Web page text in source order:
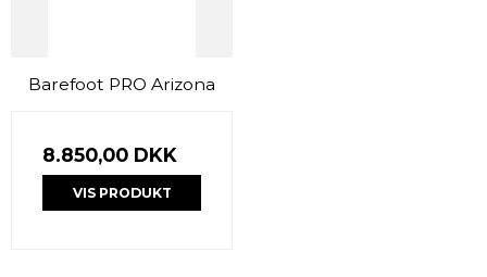
Barefoot PRO Arizona
8.850,00 DKK
VIS PRODUKT